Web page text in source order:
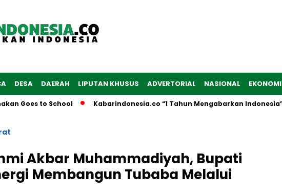
DESA DAERAH LIPUTAN KHUSUS ADVERTORIAL NASIONAL EKONOMI
Goes to School Kabarindonesia.co “1 Tahun Mengabarkan Indonesia”
Akbar Muhammadiyah, Bupati
Membangun Tubaba Melalui